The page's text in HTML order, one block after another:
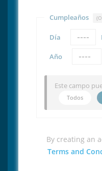
Cumpleaños
Día
Año
Este campo
Todos
By creating an
Terms and